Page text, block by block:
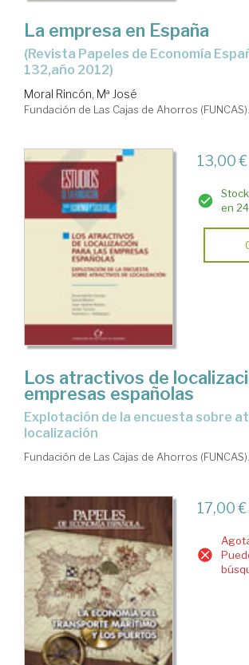
La empresa en España
(Revista Papeles de Economía Española, Nº
132,año 2012)
Moral Rincón, Mª José
Fundación de Las Cajas de Ahorros
13,00 €
en
Los atractivos de
empresas españolas
explotación de la encuesta sobre atractivos de
localización
Fundación de Las Cajas de Ahorros
17,00 €